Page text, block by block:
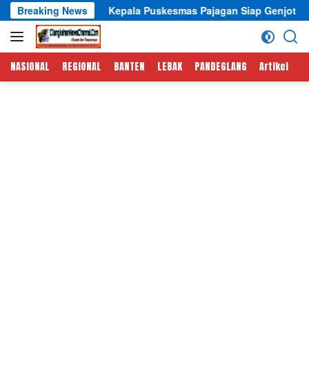
Langsung
ke
konten
Breaking News
Puskesmas Pajagan Siap Genjot Tracking TBC dan CKG
NASIONAL REGIONAL BANTEN LEBAK PANDEGLANG Artikel